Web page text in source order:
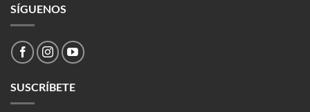
SÍGUENOS
SUSCRÍBETE